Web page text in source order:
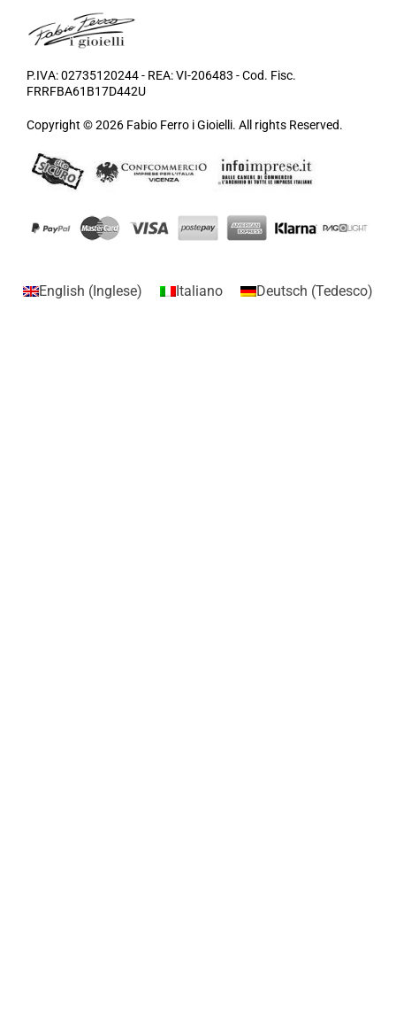
P.IVA: 02735120244 - REA: VI-206483 - Cod. Fisc.
FRRFBA61B17D442U
Copyright © 2026 Fabio Ferro i Gioielli. All rights Reserved.
English (Inglese) Italiano Deutsch (Tedesco)